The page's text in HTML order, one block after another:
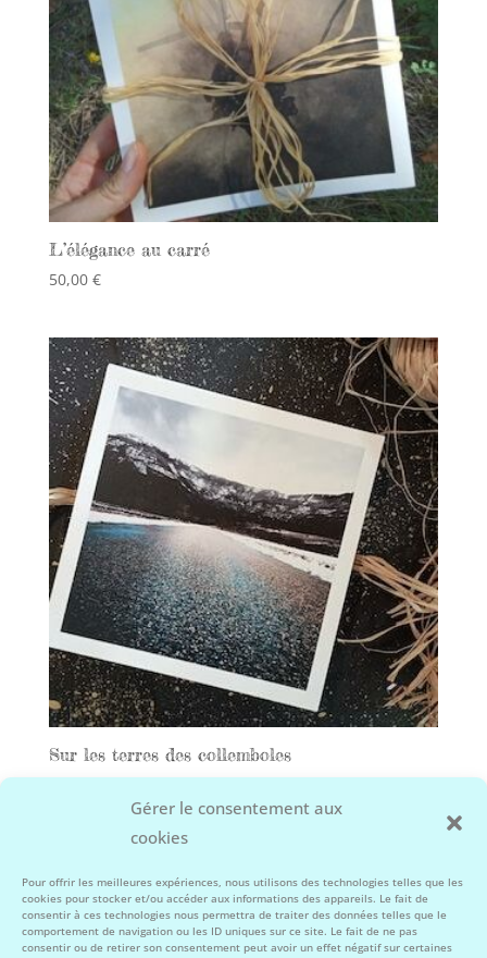
Gérer le consentement aux
cookies
Pour offrir les meilleures expériences, nous utilisons des technologies telles que les
cookies pour stocker et/ou accéder aux informations des appareils. Le fait de
consentir à ces technologies nous permettra de traiter des données telles que le
comportement de navigation ou les ID uniques sur ce site. Le fait de ne pas
consentir ou de retirer son consentement peut avoir un effet négatif sur certaines
L’élégance au carré
50,00 €
Sur les terres des collemboles
55,00€
Facebook
Instagram